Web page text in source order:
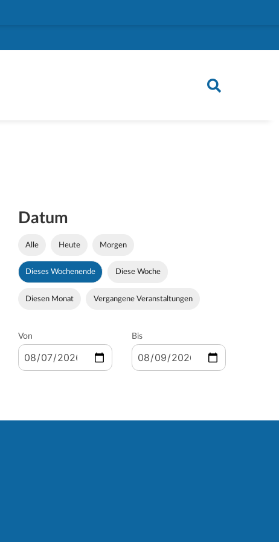
Datum
Alle Heute Morgen
Dieses Wochenende Diese Woche
Diesen Monat Vergangene Veranstaltungen
Von Bis